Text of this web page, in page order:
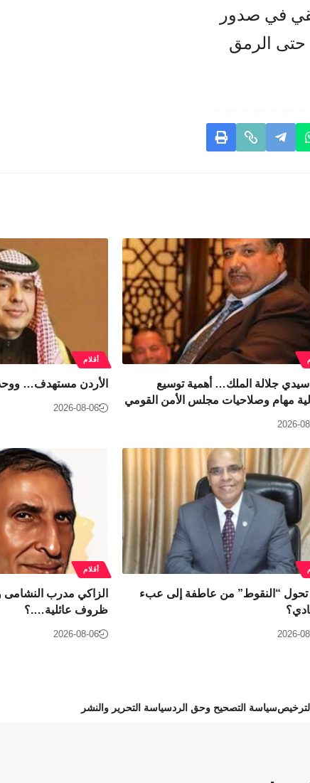
في صدور
حتى الرمق
سيدي جلالة الملك… أهمية توسيع
مهام وصلاحيات مجلس الأمن القومي
2026-
أقلام
الأردن مستهدف…
2026-08-06
“النقوط” من عاطفة إلى عبء
2026-
أقلام
الزاكي مدرب
ظروف عائلية….؟
2026-08-06
سياسة التصحيح وحق الردسياسة التحرير والنشر